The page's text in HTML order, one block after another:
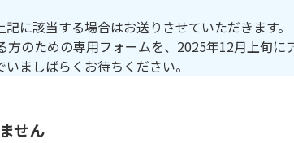
に該当する場合はお送りさせていただきます。
方のための専用フォームを、2025年12月上旬に
ましばらくお待ちください。
せん